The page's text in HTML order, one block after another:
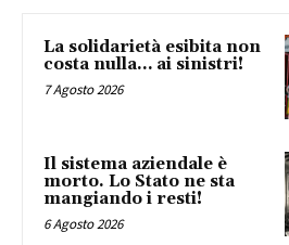
La solidarietà esibita non
costa nulla… ai sinistri!
7 Agosto 2026
Il sistema aziendale è
morto. Lo Stato ne sta
mangiando i resti!
6 Agosto 2026